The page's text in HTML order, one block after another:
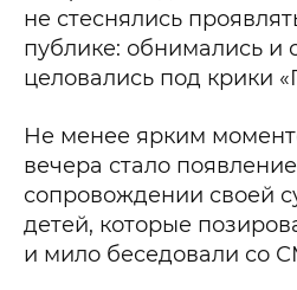
не стеснялись
публике: обнимались и
целовались под крики
Не менее ярким
вечера стало
сопровождении своей
детей, которые
и мило беседовали со